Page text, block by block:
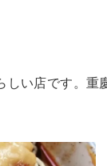
しい店です。重